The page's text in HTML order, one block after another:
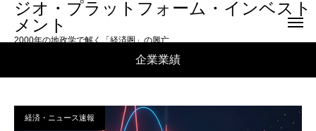
ジオ・プラットフォーム・インベスト
メント
2000年の地政学で解く「経済圏」の興亡
企業業績
経済・ニュース速報